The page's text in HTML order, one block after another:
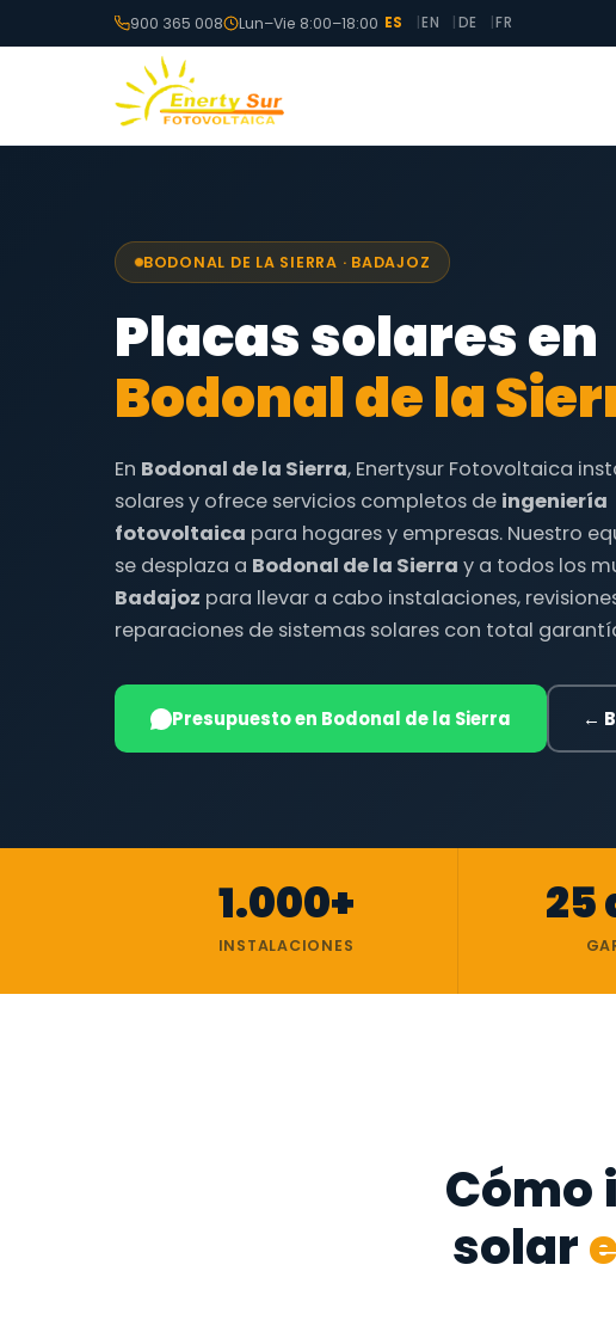
900 365 008 Lun–Vie 8:00–18:00 ES EN DE FR
BODONAL DE LA SIERRA · BADAJOZ
Placas solares en
Bodonal de la
En Bodonal de la Sierra, Enertysur Fotovoltaica
solares y ofrece servicios completos de ingeniería
fotovoltaica para hogares y empresas. Nuestro
se desplaza a Bodonal de la Sierra y a todos los
Badajoz para llevar a cabo instalaciones,
reparaciones de sistemas solares con total
Presupuesto en Bodonal de la Sierra ←
1.000+
INSTALACIONES
25
Cómo
solar